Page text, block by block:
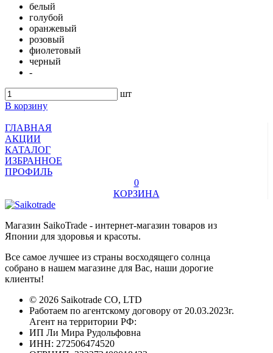
белый
голубой
оранжевый
розовый
фиолетовый
черный
-
шт
В корзину
ГЛАВНАЯ
АКЦИИ
КАТАЛОГ
ИЗБРАННОЕ
ПРОФИЛЬ
0
КОРЗИНА
Магазин SaikoTrade - интернет-магазин товаров из
Японии для здоровья и красоты.
Все самое лучшее из страны восходящего солнца
собрано в нашем магазине для Вас, наши дорогие
клиенты!
© 2026 Saikotrade CO, LTD
Работаем по агентскому договору от 20.03.2023г.
Агент на территории РФ:
ИП Ли Мира Рудольфовна
ИНН: 272506474520